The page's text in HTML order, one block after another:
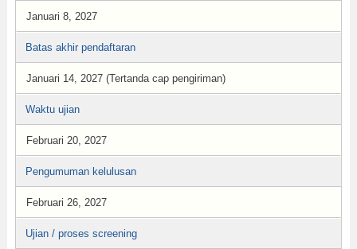
Januari 8, 2027
Batas akhir pendaftaran
Januari 14, 2027 (Tertanda cap pengiriman)
Waktu ujian
Februari 20, 2027
Pengumuman kelulusan
Februari 26, 2027
Ujian / proses screening